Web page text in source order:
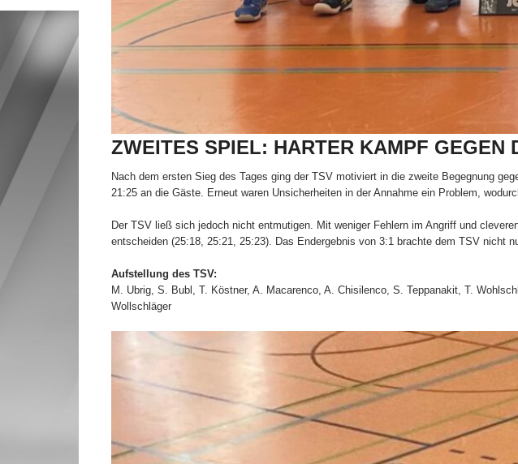
ZWEITES SPIEL: HARTER KAMPF GEGEN
Nach dem ersten Sieg des Tages ging der TSV motiviert in die zweite Begegnung
21:25 an die Gäste. Erneut waren Unsicherheiten in der Annahme ein Problem,
Der TSV ließ sich jedoch nicht entmutigen. Mit weniger Fehlern im Angriff und
entscheiden (25:18, 25:21, 25:23). Das Endergebnis von 3:1 brachte dem TSV nicht
Aufstellung des TSV:
M. Ubrig, S. Bubl, T. Köstner, A. Macarenco, A. Chisilenco, S. Teppanakit, T.
Wollschläger